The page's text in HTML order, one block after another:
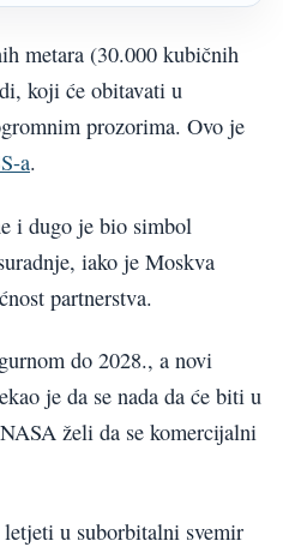
metara (30.000 kubičnih
koji će obitavati u
prozorima. Ovo je
a.
i dugo je bio simbol
iako je Moskva
partnerstva.
do 2028., a novi
je da se nada da će biti u
želi da se komercijalni
u suborbitalni svemir